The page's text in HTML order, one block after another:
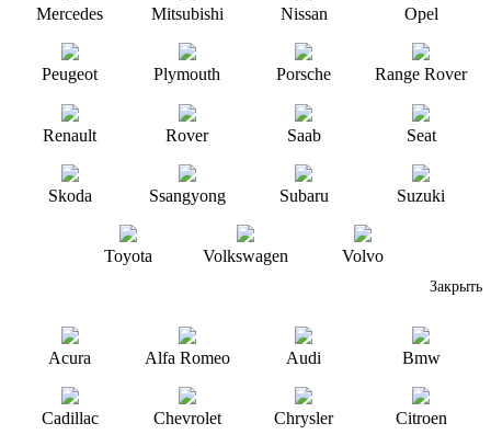
Mercedes Mitsubishi Nissan Opel
Peugeot Plymouth Porsche Range Rover
Renault Rover Saab Seat
Skoda Ssangyong Subaru Suzuki
Toyota Volkswagen Volvo
Закрыть
Acura Alfa Romeo Audi Bmw
Cadillac Chevrolet Chrysler Citroen